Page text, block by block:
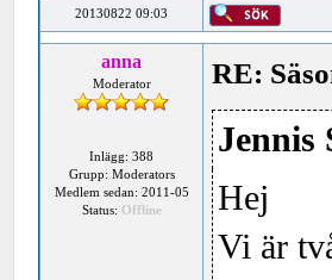
20130822 09:03
anna
Moderator
Inlägg: 388
Grupp: Moderators
Medlem sedan: 2011-05
Status: Offline
RE:
Jennis
Hej
Vi är